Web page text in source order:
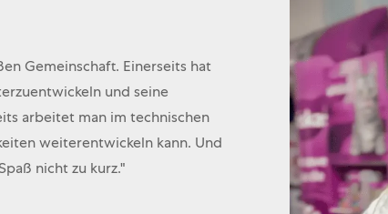
Gemeinschaft. Einerseits hat
und seine
arbeitet man im technischen
weiterentwickeln kann. Und
nicht zu kurz."